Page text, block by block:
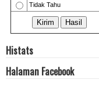
Histats
Halaman Facebook